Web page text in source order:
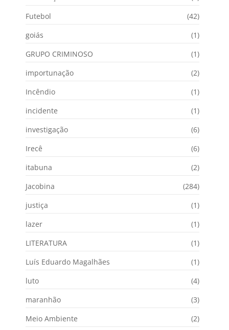
Futebol
(42)
goiás
(1)
GRUPO CRIMINOSO
(1)
importunação
(2)
Incêndio
(1)
incidente
(1)
investigação
(6)
Irecê
(6)
itabuna
(2)
Jacobina
(284)
justiça
(1)
lazer
(1)
LITERATURA
(1)
Luís Eduardo Magalhães
(1)
luto
(4)
maranhão
(3)
Meio Ambiente
(2)